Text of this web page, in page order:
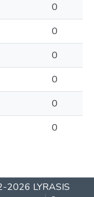
0
0
0
0
0
0
2026 LYRASIS